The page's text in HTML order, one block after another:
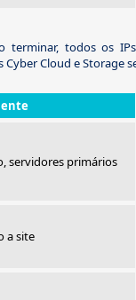
terminar, todos os
Cyber Cloud e Storage
servidores primários
a site